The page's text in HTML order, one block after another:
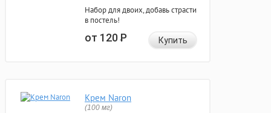
Набор для двоих, добавь страсти
в постель!
от 120Р Купить
Крем Naron
(100 мг)